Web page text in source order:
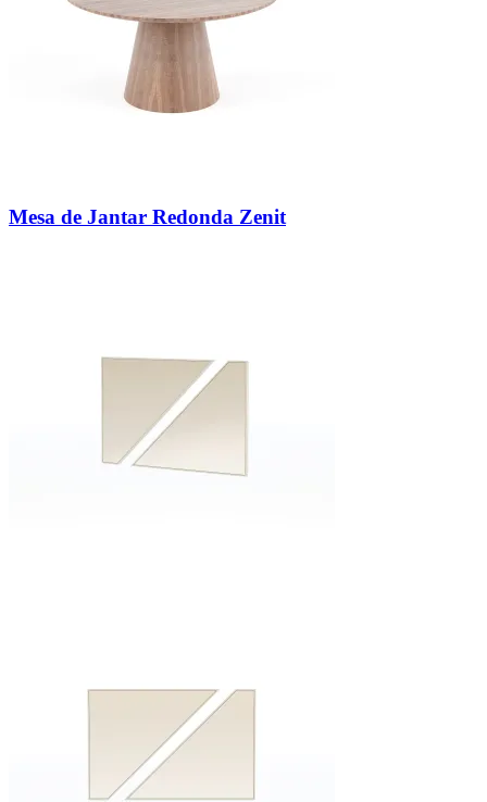
Mesa de Jantar Redonda Zenit